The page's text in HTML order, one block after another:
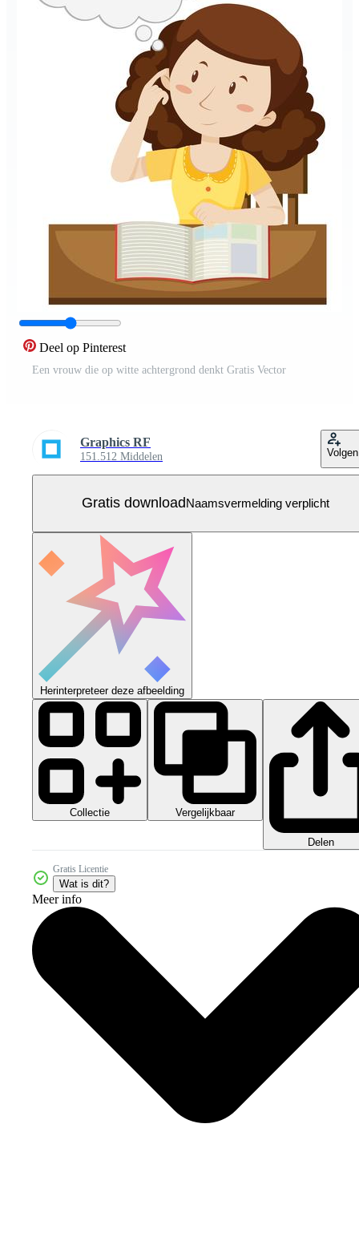
Deel op Pinterest
Een vrouw die op witte achtergrond denkt Gratis Vector
Graphics RF
151.512 Middelen Volgen
Gratis downloadNaamsvermelding verplicht
Herinterpreteer deze afbeelding
Collectie Vergelijkbaar
Delen
Gratis Licentie
Wat is dit?
Meer info